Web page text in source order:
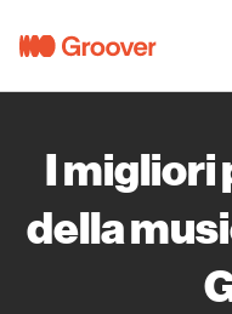
I migliori
della